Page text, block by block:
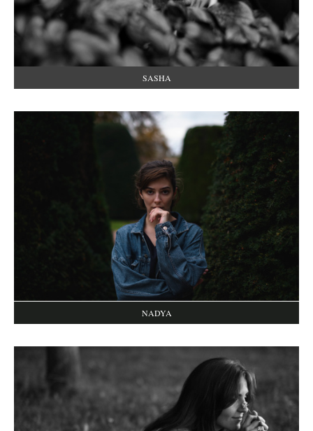
SASHA
NADYA